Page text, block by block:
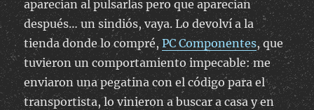
aparecían al pulsarlas pero que aparecían
después… un sindiós, vaya. Lo devolví a la
tienda donde lo compré,PC Componentes, que
tuvieron un comportamiento impecable: me
enviaron una pegatina con el código para el
transportista, lo vinieron a buscar a casa y en